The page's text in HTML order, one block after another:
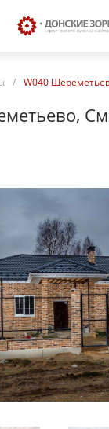
/ W040